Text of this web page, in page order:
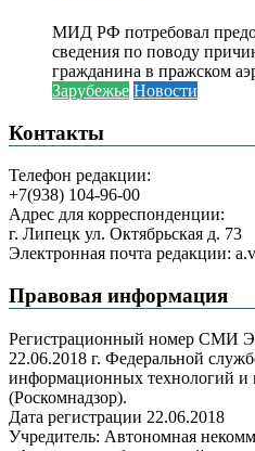
МИД РФ потребовал
сведения по поводу
гражданина в пражском
Зарубежье Новости
Контакты
Телефон редакции:
+7(938) 104-96-00
Адрес для корреспонденции:
г. Липецк ул. Октябрьская д. 73
Электронная почта редакции:
Правовая информация
Регистрационный номер СМИ
22.06.2018 г. Федеральной
информационных технологий и
(Роскомнадзор).
Дата регистрации 22.06.2018
Учредитель: Автономная